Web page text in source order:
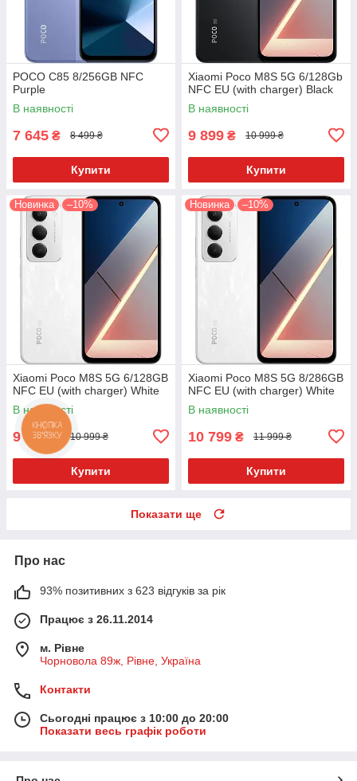
POCO C85 8/256GB NFC
Purple
В наявності
7 645 ₴ 8 499 ₴
Купити
Xiaomi Poco M8S 5G 6/128Gb
NFC EU (with charger) Black
В наявності
9 899 ₴ 10 999 ₴
Купити
Новинка –10%
Xiaomi Poco M8S 5G 6/128GB
NFC EU (with charger) White
В наявності
9 899₴ 10 999 ₴
Купити
Новинка –10%
Xiaomi Poco M8S 5G 8/286GB
NFC EU (with charger) White
В наявності
10 799 ₴ 11 999 ₴
Купити
Показати ще
Про нас
93% позитивних з 623 відгуків за рік
Працює з 26.11.2014
м. Рівне
Чорновола 89ж, Рівне, Україна
Контакти
Сьогодні працює з 10:00 до 20:00
Показати весь графік роботи